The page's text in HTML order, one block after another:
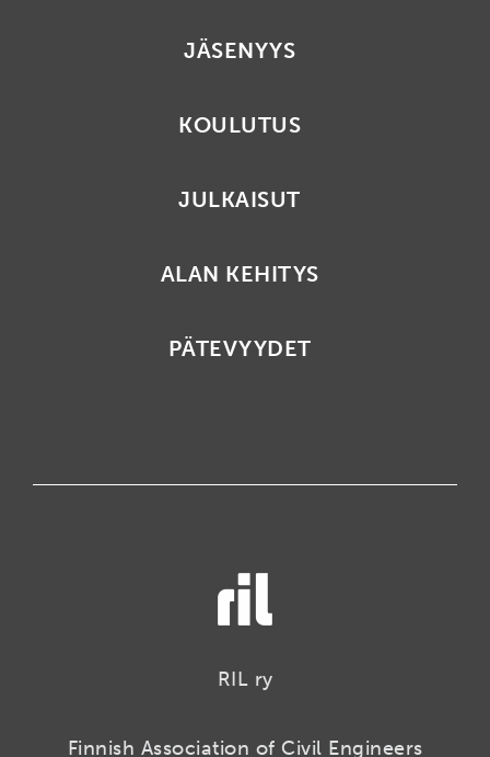
JÄSENYYS
KOULUTUS
JULKAISUT
ALAN KEHITYS
PÄTEVYYDET
RIL ry
Finnish Association of Civil Engineers